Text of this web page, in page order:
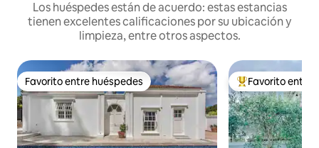
Los huéspedes están de acuerdo: estas estancias
tienen excelentes calificaciones por su ubicación y
limpieza, entre otros aspectos.
Favorito entre huéspedes
Favorito entre huéspedes De los mejores
Favorito entre